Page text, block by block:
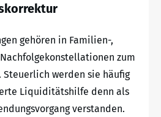
gehören in Familien-,
zum
werden sie häufig
Liquiditätshilfe denn als
verstanden.